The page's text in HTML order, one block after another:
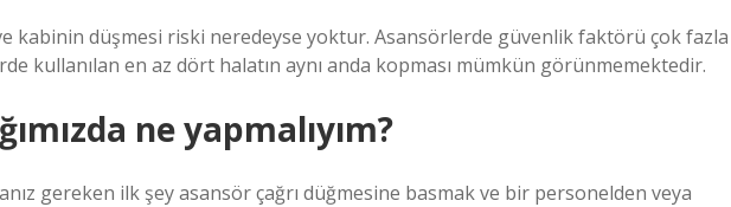
kabinin düşmesi riski neredeyse yoktur. Asansörlerde güvenlik faktörü çok fazla
kullanılan en az dört halatın aynı anda kopması mümkün görünmemektedir.
ne yapmalıyım?
gereken ilk şey asansör çağrı düğmesine basmak ve bir personelden veya